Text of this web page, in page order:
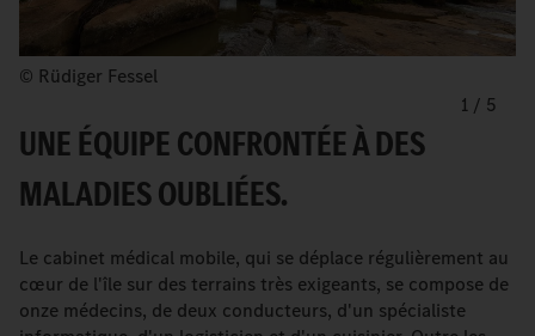
© Rüdiger Fessel
1 / 5
UNE ÉQUIPE CONFRONTÉE À DES
MALADIES OUBLIÉES.
Le cabinet médical mobile, qui se déplace régulièrement au
cœur de l'île sur des terrains très exigeants, se compose de
onze médecins, de deux conducteurs, d'un spécialiste